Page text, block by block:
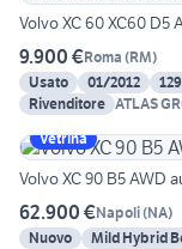
Volvo XC 60 XC60 D5
9.900 €Roma (RM)
Usato
01/2012
Rivenditore ATLAS
Vetrina
Volvo XC 90 B5 AWD
62.900 €Napoli(NA)
Nuovo
Mild Hybrid